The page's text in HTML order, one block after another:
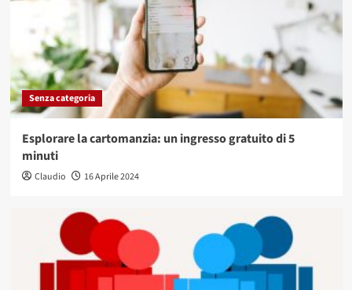
Senza categoria
Esplorare la cartomanzia: un ingresso gratuito di 5
minuti
Claudio 16 Aprile 2024